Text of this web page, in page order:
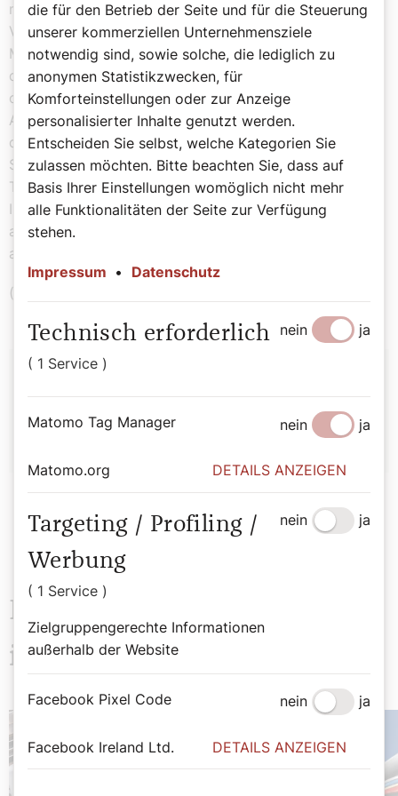
machen und die mit der Katzenhaltung verbundene
Verantwortung in Erinnerung rufen, sowie auf
Missstände in der Katzenhaltung hinweisen. Wer genau
der Initiator des Tages war ist unklar. Als Initiator wird
oft die Tierschutzorganisation International Fund for
Animal Welfare (IFAW) genannt. Seit 2020 soll
die britische Organisation International Cat Care die
Schirmherrschaft über den Tag der Katzen haben. Viele
Tier- und Umweltschutzorganisationen nehmen den
Internationalen Weltkatzentag aber auch als Anlass um
auf die Problematik bedrohter Wild- und Großkatzen
aufmerksam zu machen.
(CNA/Red)
Autor:
Das könnte Sie auch
interessieren
die für den Betrieb der Seite und für die Steuerung
unserer kommerziellen Unternehmensziele
notwendig sind, sowie solche, die lediglich zu
anonymen Statistikzwecken, für
Komforteinstellungen oder zur Anzeige
personalisierter Inhalte genutzt werden.
Entscheiden Sie selbst, welche Kategorien Sie
zulassen möchten. Bitte beachten Sie, dass auf
Basis Ihrer Einstellungen womöglich nicht mehr
alle Funktionalitäten der Seite zur Verfügung
stehen.
Impressum • Datenschutz
Technisch erforderlich
( 1 Service )
nein ja
Matomo Tag Manager nein ja
Matomo.org DETAILS ANZEIGEN
Targeting / Profiling /
Werbung
( 1 Service )
Zielgruppengerechte Informationen
außerhalb der Website
nein ja
Facebook Pixel Code nein ja
Facebook Ireland Ltd. DETAILS ANZEIGEN